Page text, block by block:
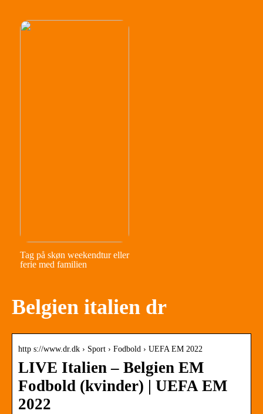
Tag på skøn weekendtur eller
ferie med familien
Belgien italien dr
http s://www.dr.dk › Sport › Fodbold › UEFA EM 2022
LIVE Italien – Belgien EM
Fodbold (kvinder) | UEFA EM
2022